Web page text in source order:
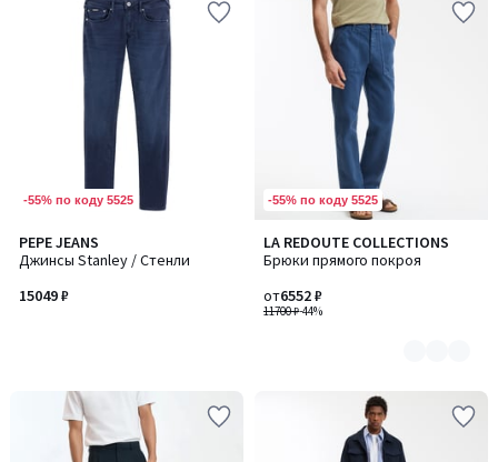
-55% по коду 5525
PEPE JEANS
Джинсы Stanley / Стенли
15049 ₽
-55% по коду 5525
LA REDOUTE COLLECTIONS
Брюки прямого покроя
11700 ₽-44%
от6552 ₽
Количество
цветов: